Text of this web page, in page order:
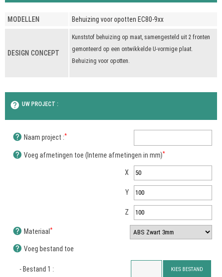
MODELLEN Behuizing voor opotten EC80-9xx
DESIGN CONCEPT
Kunststof behuizing op maat, samengesteld uit 2 fronten
gemonteerd op een ontwikkelde U-vormige plaat.
Behuizing voor opotten.
help UW PROJECT :
help Naam project :*
help Voeg afmetingen toe (Interne afmetingen in mm)*
X
Y
Z
help Materiaal *
help Voeg bestand toe
- Bestand 1 : KIES BESTAND